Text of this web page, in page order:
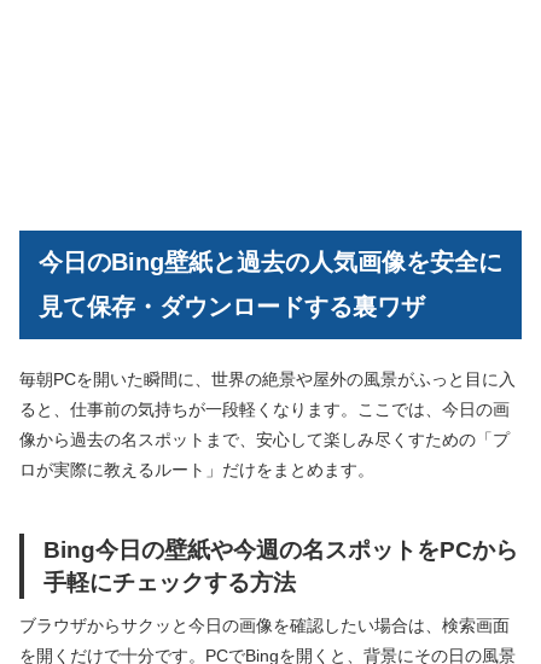
今日のBing壁紙と過去の人気画像を安全に
見て保存・ダウンロードする裏ワザ
毎朝PCを開いた瞬間に、世界の絶景や屋外の風景がふっと目に入
ると、仕事前の気持ちが一段軽くなります。ここでは、今日の画
像から過去の名スポットまで、安心して楽しみ尽くすための「プ
ロが実際に教えるルート」だけをまとめます。
Bing今日の壁紙や今週の名スポットをPCから
手軽にチェックする方法
ブラウザからサクッと今日の画像を確認したい場合は、検索画面
を開くだけで十分です。PCでBingを開くと、背景にその日の風景